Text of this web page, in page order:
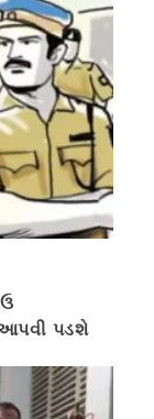
આપવી પડશે